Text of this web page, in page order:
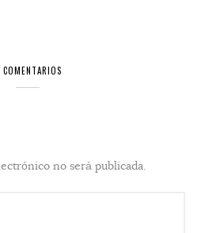
no será publicada.